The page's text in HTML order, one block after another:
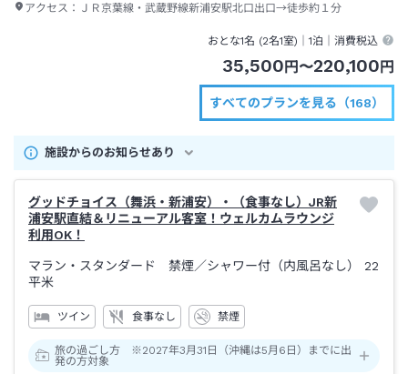
アクセス： ＪＲ京葉線・武蔵野線新浦安駅北口出口→徒歩約１分
おとな1名 (2名1室)｜1泊 ｜消費税込
35,500円〜220,100円
すべてのプランを見る（168）
施設からのお知らせあり
グッドチョイス（舞浜・新浦安）・（食事なし）JR新
浦安駅直結＆リニューアル客室！ウェルカムラウンジ
利用OK！
マラン・スタンダード 禁煙／シャワー付（内風呂なし） 22
平米
ツイン 食事なし 禁煙
旅の過ごし方 ※2027年3月31日（沖縄は5月6日）までに出
発の方対象